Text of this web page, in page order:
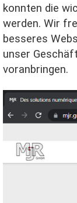
konnten die
werden. Wir
besseres
unser
voranbringen.